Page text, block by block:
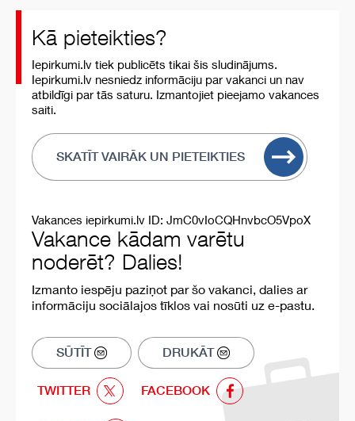
Kā pieteikties?
Iepirkumi.lv tiek publicēts tikai šis sludinājums.
Iepirkumi.lv nesniedz informāciju par vakanci un nav
atbildīgi par tās saturu. Izmantojiet pieejamo vakances
saiti.
SKATĪT VAIRĀK UN PIETEIKTIES
Vakances iepirkumi.lv ID: JmC0vIoCQHnvbcO5VpoX
Vakance kādam varētu
noderēt? Dalies!
Izmanto iespēju paziņot par šo vakanci, dalies ar
informāciju sociālajos tīklos vai nosūti uz e-pastu.
SŪTĪT DRUKĀT
TWITTER FACEBOOK